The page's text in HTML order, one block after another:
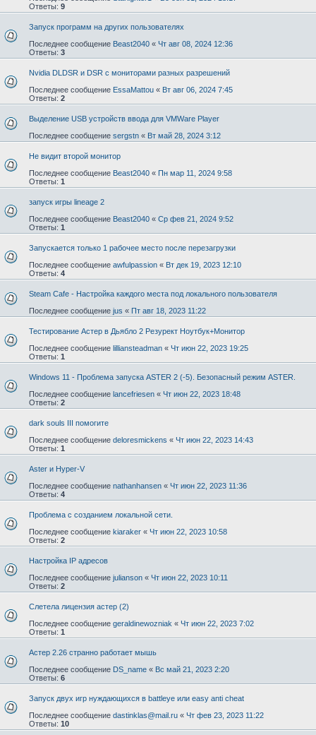
Ответы: 9
Запуск программ на других пользователях
Последнее сообщение Beast2040 « Чт авг 08, 2024 12:36
Ответы: 3
Nvidia DLDSR и DSR с мониторами разных разрешений
Последнее сообщение EssaMattou « Вт авг 06, 2024 7:45
Ответы: 2
Выделение USB устройств ввода для VMWare Player
Последнее сообщение sergstn « Вт май 28, 2024 3:12
Не видит второй монитор
Последнее сообщение Beast2040 « Пн мар 11, 2024 9:58
Ответы: 1
запуск игры lineage 2
Последнее сообщение Beast2040 « Ср фев 21, 2024 9:52
Ответы: 1
Запускается только 1 рабочее место после перезагрузки
Последнее сообщение awfulpassion « Вт дек 19, 2023 12:10
Ответы: 4
Steam Cafe - Настройка каждого места под локального пользователя
Последнее сообщение jus « Пт авг 18, 2023 11:22
Тестирование Астер в Дьябло 2 Резурект Ноутбук+Монитор
Последнее сообщение lilliansteadman « Чт июн 22, 2023 19:25
Ответы: 1
Windows 11 - Проблема запуска ASTER 2 (-5). Безопасный режим ASTER.
Последнее сообщение lancefriesen « Чт июн 22, 2023 18:48
Ответы: 2
dark souls III помогите
Последнее сообщение deloresmickens « Чт июн 22, 2023 14:43
Ответы: 1
Aster и Hyper-V
Последнее сообщение nathanhansen « Чт июн 22, 2023 11:36
Ответы: 4
Проблема с созданием локальной сети.
Последнее сообщение kiaraker « Чт июн 22, 2023 10:58
Ответы: 2
Настройка IP адресов
Последнее сообщение julianson « Чт июн 22, 2023 10:11
Ответы: 2
Слетела лицензия астер (2)
Последнее сообщение geraldinewozniak « Чт июн 22, 2023 7:02
Ответы: 1
Астер 2.26 странно работает мышь
Последнее сообщение DS_name « Вс май 21, 2023 2:20
Ответы: 6
Запуск двух игр нуждающихся в battleye или easy anti cheat
Последнее сообщение dastinklas@mail.ru « Чт фев 23, 2023 11:22
Ответы: 10